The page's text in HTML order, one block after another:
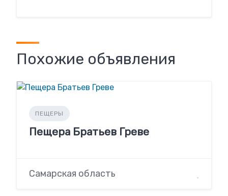
Похожие объявления
ПЕЩЕРЫ
Пещера Братьев Греве
Самарская область